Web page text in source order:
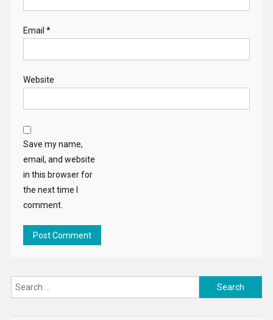
Email *
Website
Save my name,
email, and website
in this browser for
the next time I
comment.
Search
for: